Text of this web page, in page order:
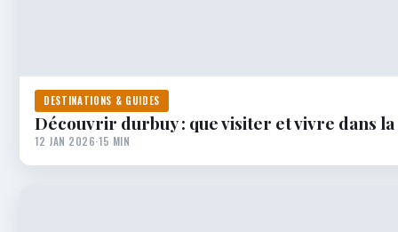
DESTINATIONS & GUIDES
Découvrir durbuy : que visiter et vivre dans
12 JAN 2026·15 MIN